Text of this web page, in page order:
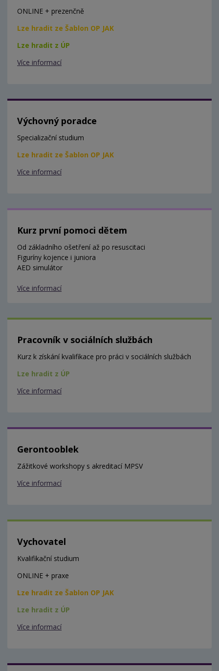
ONLINE + prezenčně
Lze hradit ze Šablon OP JAK
Lze hradit z ÚP
Více informací
Výchovný poradce
Specializační studium
Lze hradit ze Šablon OP JAK
Více informací
Kurz první pomoci dětem
Od základního ošetření až po resuscitaci
Figuríny kojence i juniora
AED simulátor
Více informací
Pracovník v sociálních službách
Kurz k získání kvalifikace pro práci v sociálních službách
Lze hradit z ÚP
Více informací
Gerontooblek
Zážitkové workshopy s akreditací MPSV
Více informací
Vychovatel
Kvalifikační studium
ONLINE + praxe
Lze hradit ze Šablon OP JAK
Lze hradit z ÚP
Více informací